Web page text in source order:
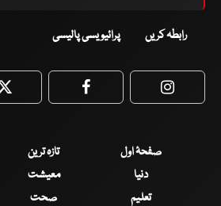
رابطہ کریں پرائیویسی پالیسی
Twitter Facebook
صفحۂ اول تازہ ترین
دنیا
معیشت
تعلیم
صحت